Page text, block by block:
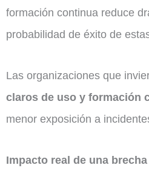
formación continua reduce
probabilidad de éxito de
Las organizaciones que
claros de uso y formación
menor exposición a
Impacto real de una